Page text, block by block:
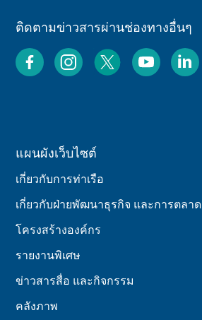
ติดตามข่าวสารผ่านช่องทางอื่นๆ
แผนผังเว็บไซต์
เกี่ยวกับการท่าเรือ
เกี่ยวกับฝ่ายพัฒนาธุรกิจ และการตลาด
โครงสร้างองค์กร
รายงานพิเศษ
ข่าวสารสื่อ และกิจกรรม
คลังภาพ